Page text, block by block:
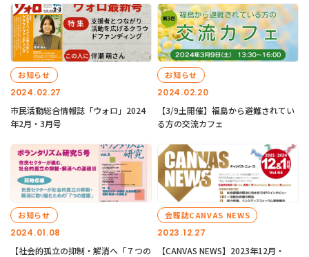
2024.02.27
お知らせ
市民活動総合情報誌「ウォロ」2024
年2月・3月号
2024.02.20
お知らせ
【3/9土開催】福島から避難されてい
る方の交流カフェ
2024.01.08
お知らせ
【社会的孤立の抑制・解消へ「７つの
2023.12.27
会報誌CANVAS NEWS
【CANVAS NEWS】2023年12月・